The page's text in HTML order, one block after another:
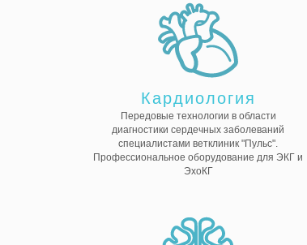
Кардиология
Передовые технологии в области
диагностики сердечных заболеваний
специалистами ветклиник "Пульс".
Профессиональное оборудование для ЭКГ и
ЭхоКГ